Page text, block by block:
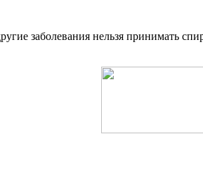
заболевания нельзя принимать